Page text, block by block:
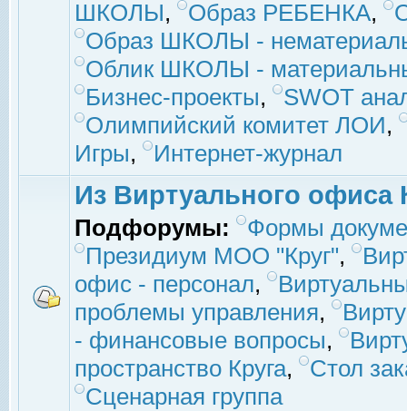
ШКОЛЫ, Образ РЕБЕНКА,
Образ ШКОЛЫ -
Облик ШКОЛЫ -
Бизнес-проекты,
SWOT
Олимпийский комитет ЛОИ,
Игры, Интернет-журнал
Из Виртуального офиса
Подфорумы:
Формы
Президиум МОО "Круг",
офис - персонал,
проблемы управления,
- финансовые вопросы,
пространство Круга,
Стол
Сценарная группа